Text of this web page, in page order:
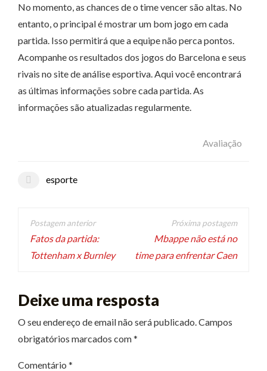
No momento, as chances de o time vencer são altas. No
entanto, o principal é mostrar um bom jogo em cada
partida. Isso permitirá que a equipe não perca pontos.
Acompanhe os resultados dos jogos do Barcelona e seus
rivais no site de análise esportiva. Aqui você encontrará
as últimas informações sobre cada partida. As
informações são atualizadas regularmente.
Avaliação
esporte
Navegação
de
artigos
Fatos da partida:
Tottenham x Burnley
Mbappe não está no
time para enfrentar Caen
Deixe uma resposta
O seu endereço de email não será publicado. Campos
obrigatórios marcados com*
Comentário *